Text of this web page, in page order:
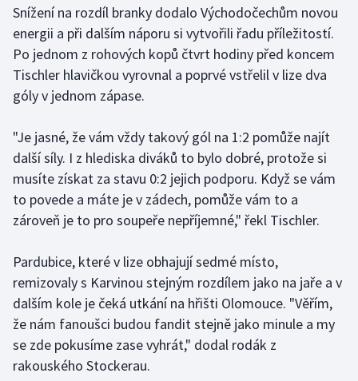
Short track
Sportovní střelba
Stolní tenis
Triatlon
Veslování
Vodní slalom
Volejbal
Ostatní
Snížení na rozdíl branky dodalo Východočechům novou
energii a při dalším náporu si vytvořili řadu příležitostí.
Po jednom z rohových kopů čtvrt hodiny před koncem
Tischler hlavičkou vyrovnal a poprvé vstřelil v lize dva
góly v jednom zápase.
"Je jasné, že vám vždy takový gól na 1:2 pomůže najít
další síly. I z hlediska diváků to bylo dobré, protože si
musíte získat za stavu 0:2 jejich podporu. Když se vám
to povede a máte je v zádech, pomůže vám to a
zároveň je to pro soupeře nepříjemné," řekl Tischler.
Pardubice, které v lize obhajují sedmé místo,
remizovaly s Karvinou stejným rozdílem jako na jaře a v
dalším kole je čeká utkání na hřišti Olomouce. "Věřím,
že nám fanoušci budou fandit stejně jako minule a my
se zde pokusíme zase vyhrát," dodal rodák z
rakouského Stockerau.